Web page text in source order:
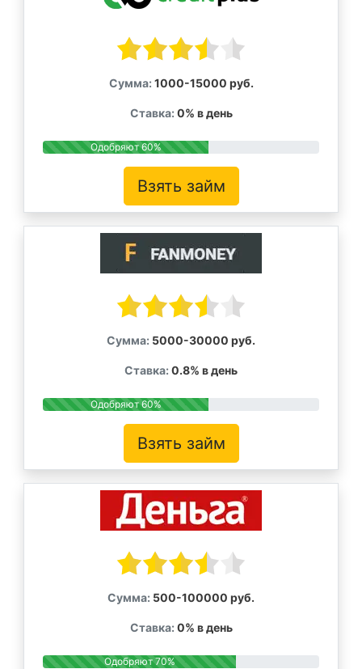
Сумма: 1000-15000 руб.
Ставка: 0% в день
Одобряют 60%
Взять займ
Сумма: 5000-30000 руб.
Ставка: 0.8% в день
Одобряют 60%
Взять займ
Сумма: 500-100000 руб.
Ставка: 0% в день
Одобряют 70%